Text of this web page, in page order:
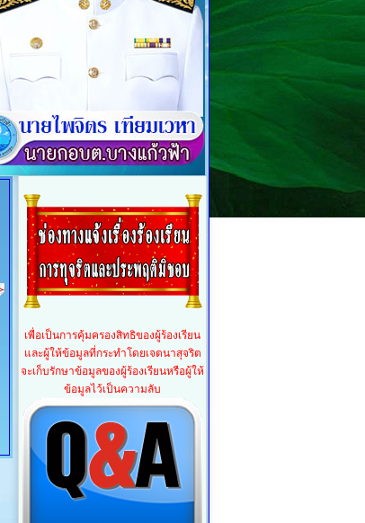
เพื่อเป็นการคุ้มครองสิทธิของผู้ร้องเรียน
และผู้ให้ข้อมูลที่กระทำโดยเจตนาสุจริต
จะเก็บรักษาข้อมูลของผู้ร้องเรียนหรือผู้ให้
ข้อมูลไว้เป็นความลับ